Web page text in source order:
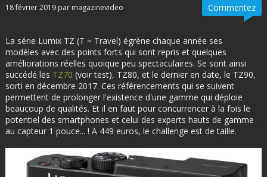
Commentez
18 février 2019 par magazinevideo
La série Lumix TZ (T = Travel) égrène chaque année ses
modèles avec des points forts qui sont repris et quelques
améliorations réelles quoique peu spectaculaires. Se sont ainsi
succédé les TZ70 (voir test), TZ80, et le dernier en date, le TZ90,
sorti en décembre 2017. Ces référencements qui se suivent
permettent de prolonger l'existence d'une gamme qui déploie
beaucoup de qualités. Et il en faut pour concurrencer à la fois le
potentiel des smartphones et celui des experts hauts de gamme
au capteur 1 pouce... ! A 449 euros, le challenge est de taille.